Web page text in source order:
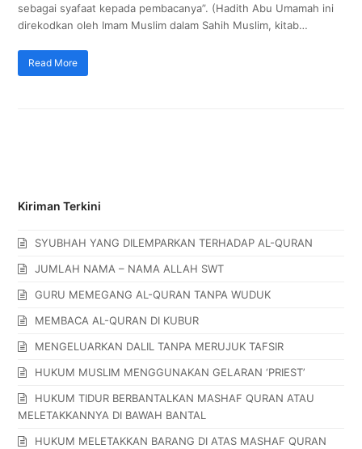
sebagai syafaat kepada pembacanya”. (Hadith Abu Umamah ini
direkodkan oleh Imam Muslim dalam Sahih Muslim, kitab…
Read More
Kiriman Terkini
SYUBHAH YANG DILEMPARKAN TERHADAP AL-QURAN
JUMLAH NAMA – NAMA ALLAH SWT
GURU MEMEGANG AL-QURAN TANPA WUDUK
MEMBACA AL-QURAN DI KUBUR
MENGELUARKAN DALIL TANPA MERUJUK TAFSIR
HUKUM MUSLIM MENGGUNAKAN GELARAN ‘PRIEST’
HUKUM TIDUR BERBANTALKAN MASHAF QURAN ATAU
MELETAKKANNYA DI BAWAH BANTAL
HUKUM MELETAKKAN BARANG DI ATAS MASHAF QURAN